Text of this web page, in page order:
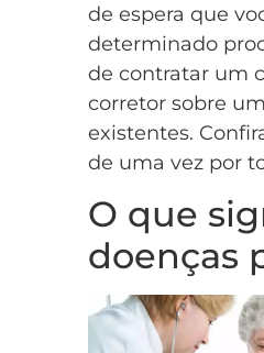
de espera que
determinado
de contratar um
corretor sobre
existentes.
de uma vez por
O que
doenças